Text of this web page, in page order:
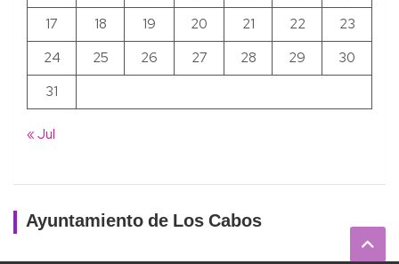
17
18 19 20 21 22
23
24
25 26 27 28 29
30
31
« Jul
Ayuntamiento de Los Cabos